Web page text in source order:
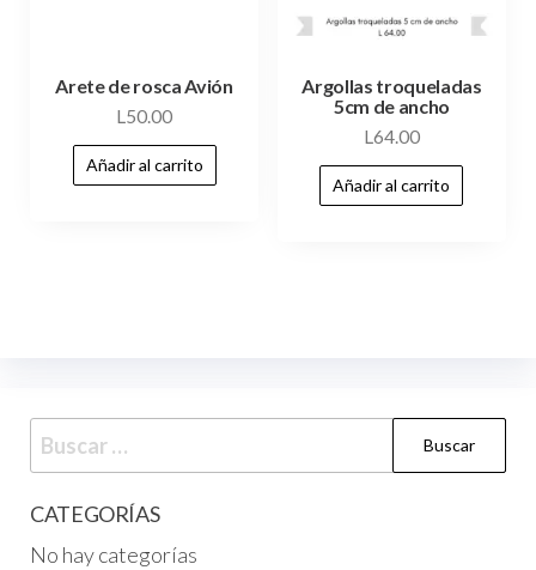
Arete de rosca Avión
L50.00
Añadir al carrito
Argollas troqueladas
5cm de ancho
L64.00
Añadir al carrito
CATEGORÍAS
No hay categorías